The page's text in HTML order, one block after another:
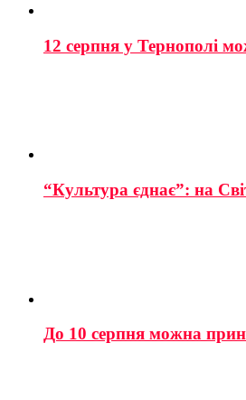
12 серпня у Тернополі
“Культура єднає”: на
До 10 серпня можна